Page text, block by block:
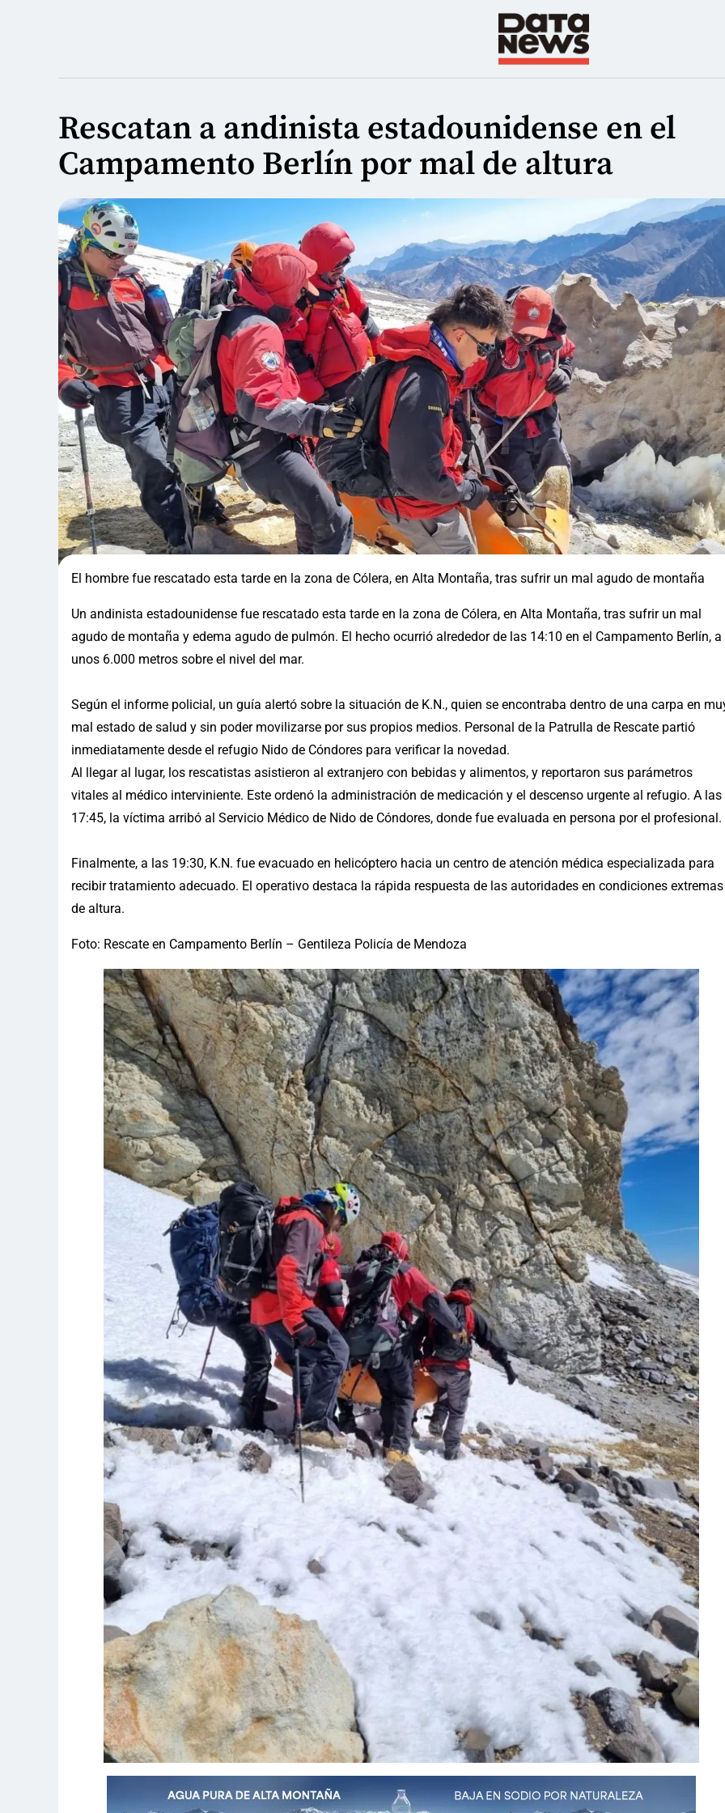
Rescatan a andinista estadounidense en el
Campamento Berlín por mal de altura
El hombre fue rescatado esta tarde en la zona de Cólera, en Alta Montaña, tras sufrir un mal agudo de montaña
Un andinista estadounidense fue rescatado esta tarde en la zona de Cólera, en Alta Montaña, tras sufrir un mal
agudo de montaña y edema agudo de pulmón. El hecho ocurrió alrededor de las 14:10 en el Campamento Berlín, a
unos 6.000 metros sobre el nivel del mar.
Según el informe policial, un guía alertó sobre la situación de K.N., quien se encontraba dentro de una carpa en
mal estado de salud y sin poder movilizarse por sus propios medios. Personal de la Patrulla de Rescate partió
inmediatamente desde el refugio Nido de Cóndores para verificar la novedad.
Al llegar al lugar, los rescatistas asistieron al extranjero con bebidas y alimentos, y reportaron sus parámetros
vitales al médico interviniente. Este ordenó la administración de medicación y el descenso urgente al refugio. A las
17:45, la víctima arribó al Servicio Médico de Nido de Cóndores, donde fue evaluada en persona por el profesional.
Finalmente, a las 19:30, K.N. fue evacuado en helicóptero hacia un centro de atención médica especializada para
recibir tratamiento adecuado. El operativo destaca la rápida respuesta de las autoridades en condiciones extremas
de altura.
Foto: Rescate en Campamento Berlín – Gentileza Policía de Mendoza